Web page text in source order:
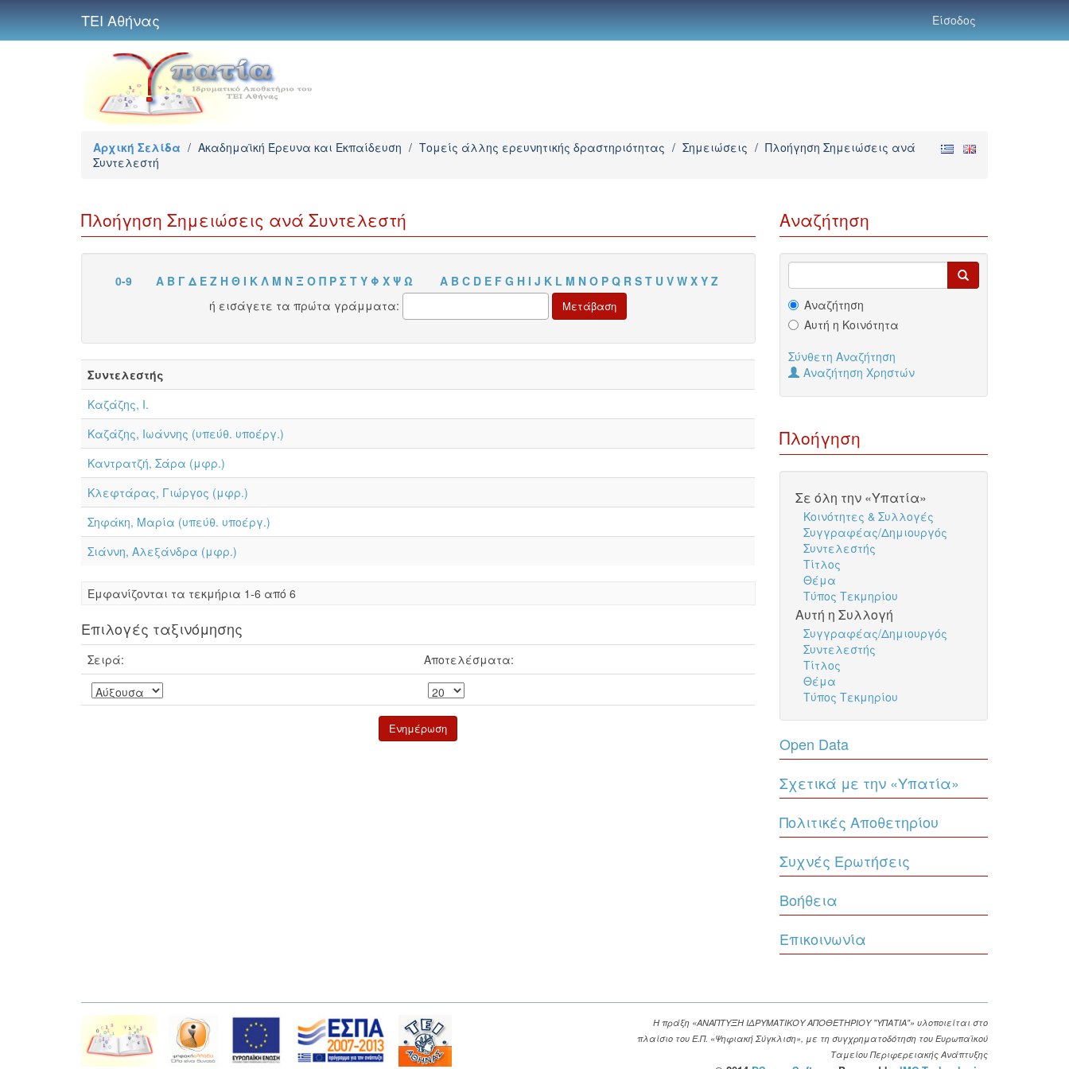
ΤΕΙ Αθήνας Είσοδος
Αρχική Σελίδα / Ακαδημαϊκή Έρευνα και Εκπαίδευση / Τομείς άλλης ερευνητικής δραστηριότητας / Σημειώσεις / Πλοήγηση Σημειώσεις ανά
Συντελεστή
Πλοήγηση Σημειώσεις ανά Συντελεστή
0-9 Α Β Γ Δ Ε Ζ Η Θ Ι Κ Λ Μ Ν Ξ Ο Π Ρ Σ Τ Υ Φ Χ Ψ Ω A B C D E F G H I J K L M N O P Q R S T U V W X Y Z
ή εισάγετε τα πρώτα γράμματα:
Συντελεστής
Καζάζης, Ι.
Καζάζης, Ιωάννης (υπεύθ. υποέργ.)
Καντρατζή, Σάρα (μφρ.)
Κλεφτάρας, Γιώργος (μφρ.)
Σηφάκη, Μαρία (υπεύθ. υποέργ.)
Σιάννη, Αλεξάνδρα (μφρ.)
Eμφανίζονται τα τεκμήρια 1-6 από 6
Επιλογές ταξινόμησης
Σειρά: Αποτελέσματα:
Αναζήτηση
Αναζήτηση
Αυτή η Κοινότητα
Σύνθετη Αναζήτηση
Αναζήτηση Χρηστών
Πλοήγηση
Σε όλη την «Υπατία»
Κοινότητες & Συλλογές
Συγγραφέας/Δημιουργός
Συντελεστής
Τίτλος
Θέμα
Τύπος Τεκμηρίου
Αυτή η Συλλογή
Συγγραφέας/Δημιουργός
Συντελεστής
Τίτλος
Θέμα
Τύπος Τεκμηρίου
Open Data
Σχετικά με την «Υπατία»
Πολιτικές Αποθετηρίου
Συχνές Ερωτήσεις
Βοήθεια
Επικοινωνία
Η πράξη «ΑΝΑΠΤΥΞΗ ΙΔΡΥΜΑΤΙΚΟΥ ΑΠΟΘΕΤΗΡΙΟΥ "ΥΠΑΤΙΑ"» υλοποιείται στο
πλαίσιο του Ε.Π. «Ψηφιακή Σύγκλιση», με τη συγχρηματοδότηση του Ευρωπαϊκού
Ταμείου Περιφερειακής Ανάπτυξης